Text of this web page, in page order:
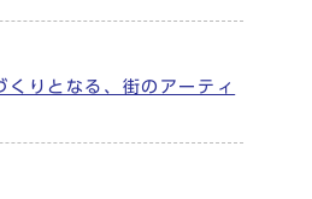
りとなる、街のアーティ